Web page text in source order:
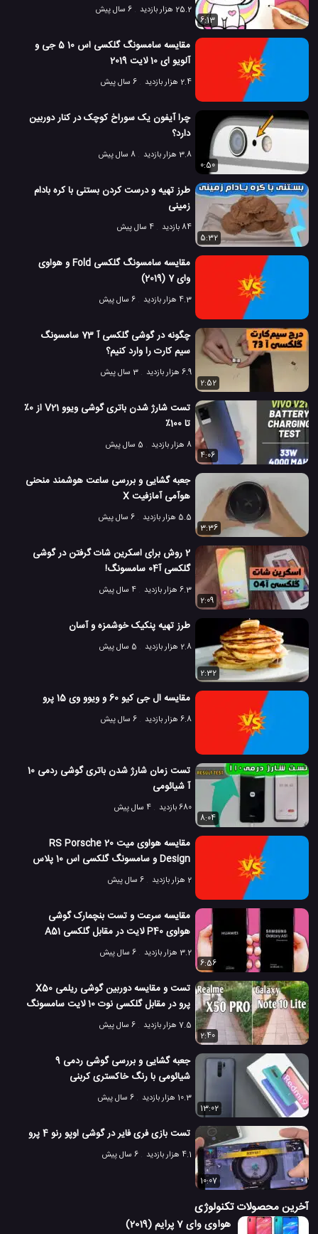
25.2 هزار بازدید
6 سال پیش
6:13
مقایسه سامسونگ گلکسی اس 10 5 جی و
آلویو ای 10 لایت 2019
2.4 هزار بازدید 6 سال پیش
چرا آیفون یک سوراخ کوچک در کنار دوربین
دارد؟
3.8 هزار بازدید
8 سال پیش
0:50
طرز تهیه و درست کردن بستنی با کره بادام
زمینی
84 بازدید
4 سال پیش
5:32
مقایسه سامسونگ گلکسی Fold و هواوی
وای 7 (2019)
4.3 هزار بازدید 6 سال پیش
چگونه در گوشی گلکسی آ 73 سامسونگ
سیم کارت را وارد کنیم؟
6.9 هزار بازدید
3 سال پیش
2:52
تست شارژ شدن باتری گوشی ویوو V21 از 0٪
تا 100٪
8 هزار بازدید
5 سال پیش
4:06
جعبه گشایی و بررسی ساعت هوشمند منحنی
هوآمی آمازفیت X
5.5 هزار بازدید
6 سال پیش
3:36
2 روش برای اسکرین شات گرفتن در گوشی
گلکسی آ04 سامسونگ!
6.3 هزار بازدید
4 سال پیش
2:09
طرز تهیه پنکیک خوشمزه و آسان
2.8 هزار بازدید 5 سال پیش
2:32
مقایسه ال جی کیو 60 و ویوو وی 15 پرو
6.8 هزار بازدید 6 سال پیش
تست زمان شارژ شدن باتری گوشی ردمی 10
آ شیائومی
680 بازدید
4 سال پیش
8:04
مقایسه هواوی میت 20 RS Porsche
Design و سامسونگ گلکسی اس 10 پلاس
2 هزار بازدید 6 سال پیش
مقایسه سرعت و تست بنچمارک گوشی
سامسونگ
3.2 هزار بازدید
6 سال پیش
6:56
تست و مقایسه دوربین گوشی ریلمی X50
پرو در مقابل گلکسی نوت 10 لایت سامسونگ
7.5 هزار بازدید
6 سال پیش
2:40
جعبه گشایی و بررسی گوشی ردمی 9
شیائومی با رنگ خاکستری کربنی
10.3 هزار بازدید
6 سال پیش
13:02
تست بازی فری فایر در گوشی اوپو رنو 4 پرو
4.1 هزار بازدید 6 سال پیش
10:07
آخرین محصولات تکنولوژی
هواوی وای 7 پرایم (2019)